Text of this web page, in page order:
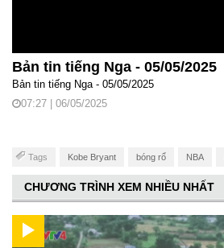
Bản tin tiếng Nga - 05/05/2025
Bản tin tiếng Nga - 05/05/2025
07:27 | 06/05/2025
Tags Kobe Bryant bóng rổ NBA
CHƯƠNG TRÌNH XEM NHIỀU NHẤT